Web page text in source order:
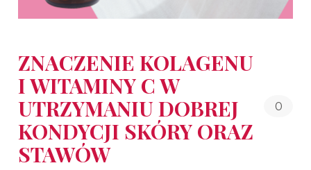
ZNACZENIE KOLAGENU
I WITAMINY C W
UTRZYMANIU DOBREJ
KONDYCJI SKÓRY ORAZ
STAWÓW
0